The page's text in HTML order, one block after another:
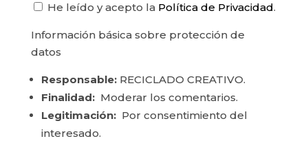
He leído y acepto la Política de Privacidad.
Información básica sobre protección de
datos
Responsable:RECICLADO CREATIVO.
Finalidad:Moderar los comentarios.
Legitimación:Por consentimiento del
interesado.